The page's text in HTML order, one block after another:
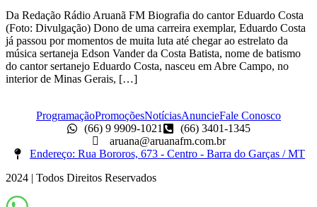
Da Redação Rádio Aruanã FM Biografia do cantor Eduardo Costa
(Foto: Divulgação) Dono de uma carreira exemplar, Eduardo Costa
já passou por momentos de muita luta até chegar ao estrelato da
música sertaneja Edson Vander da Costa Batista, nome de batismo
do cantor sertanejo Eduardo Costa, nasceu em Abre Campo, no
interior de Minas Gerais, […]
ProgramaçãoPromoçõesNotíciasAnuncieFale Conosco
(66) 9 9909-1021
(66) 3401-1345
aruana@aruanafm.com.br
Endereço: Rua Bororos, 673 - Centro - Barra do Garças / MT
2024 | Todos Direitos Reservados